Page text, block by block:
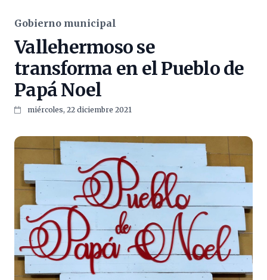
Gobierno municipal
Vallehermoso se
transforma en el Pueblo de
Papá Noel
miércoles, 22 diciembre 2021